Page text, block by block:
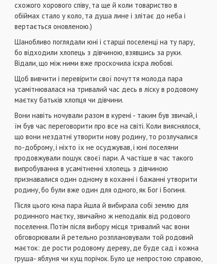
схожого хорового співу, та ще й коли товариство в
обіймах стало у коло, та душа лине і злітає до неба і
вертається оновленою.)
Шанобливо поглядали юні і старші поселенці на ту пару,
бо відходили хлопець з дівчиною, взявшись за руки.
Відали, що між ними вже проскочила іскра любові.
Щоб вивчити і перевірити свої почуття молода пара
усамітнювалася на тривалий час десь в ліску в родовому
маєтку батьків хлопця чи дівчини.
Вони навіть ночували разом в курені - таким був звичай, і
їм був час переговорити про все на світі. Коли вияснялося,
що вони нездатні утворити нову родину, то розлучалися
по-доброму, і ніхто їх не осуджував, і юні поселяни
продовжували пошук своєї пари. А частіше в час такого
випробування в усамітненні хлопець з дівчиною
признавалися один одному в коханні і бажанні утворити
родину, бо були вже один для одного, як Бог і Богиня.
Після цього юна пара йшла й вибирала собі землю для
родинного маєтку, звичайно ж неподалік від родового
поселення. Потім після вибору місця тривалий час вони
обговорювали й ретельно розплановували той родовий
маєток: де рости родовому дереву, де буде сад і кожна
груша- яблуня чи кущ порічок. Було це непростою справою,